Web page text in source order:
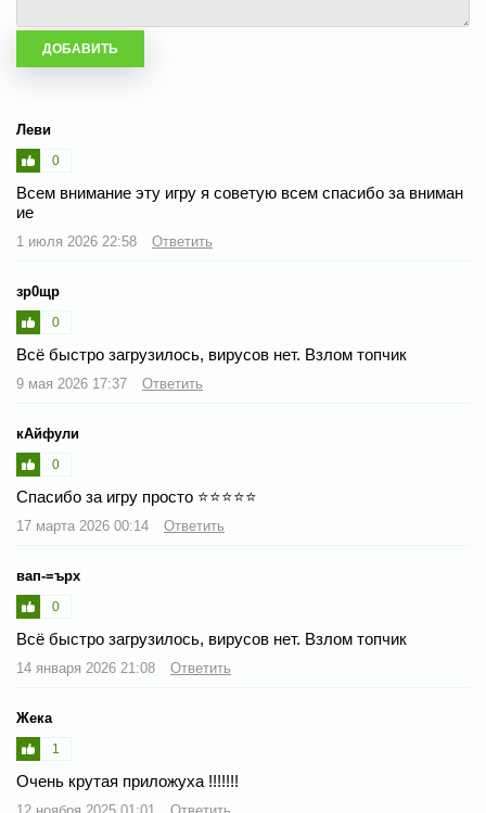
Леви
0
Всем внимание эту игру я советую всем спасибо за вниман
ие
1 июля 2026 22:58 Ответить
зр0щр
0
Всё быстро загрузилось, вирусов нет. Взлом топчик
9 мая 2026 17:37 Ответить
кАйфули
0
Спасибо за игру просто ⭐⭐⭐⭐⭐
17 марта 2026 00:14 Ответить
вап-=ърх
0
Всё быстро загрузилось, вирусов нет. Взлом топчик
14 января 2026 21:08 Ответить
Жека
1
Очень крутая приложуха !!!!!!!